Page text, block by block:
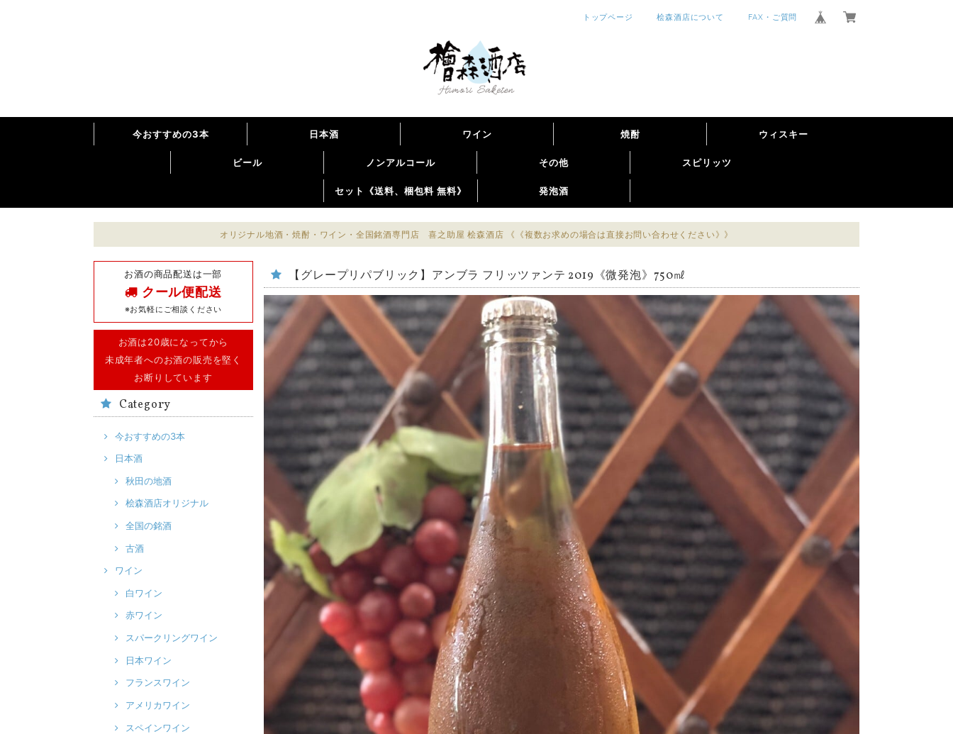
トップページ 桧森酒店について FAX・ご質問
今おすすめの3本 日本酒 ワイン 焼酎 ウィスキー
ビール ノンアルコール その他 スピリッツ
セット《送料、梱包料 無料》 発泡酒
オリジナル地酒・焼酎・ワイン・全国銘酒専門店 喜之助屋 桧森酒店 《《複数お求めの場合は直接お問い合わせください》》
お酒の商品配送は一部
クール便配送
※お気軽にご相談ください
お酒は20歳になってから
未成年者へのお酒の販売を堅く
お断りしています
Category
今おすすめの3本
日本酒
秋田の地酒
桧森酒店オリジナル
全国の銘酒
古酒
ワイン
白ワイン
赤ワイン
スパークリングワイン
日本ワイン
フランスワイン
アメリカワイン
スペインワイン
【グレープリパブリック】アンブラ フリッツァンテ 2019《微発泡》750㎖